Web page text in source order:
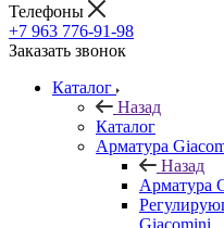
Телефоны
+7 963 776-91-98
Заказать звонок
Каталог
Назад
Каталог
Арматура
Назад
Арматура
Giacomini